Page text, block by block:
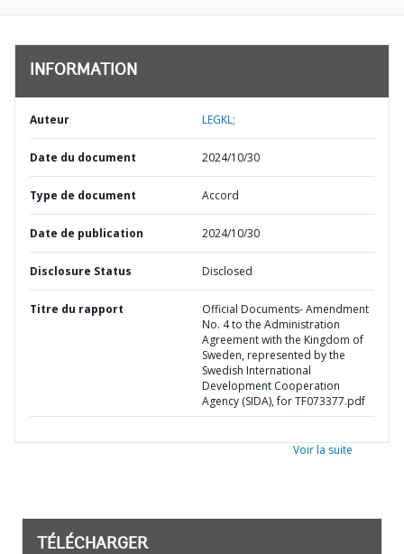
INFORMATION
Auteur LEGKL;
Date du document 2024/10/30
Type de document Accord
Date de publication 2024/10/30
Disclosure Status Disclosed
Titre du rapport
Official Documents- Amendment
No. 4 to the Administration
Agreement with the Kingdom of
Sweden, represented by the
Swedish International
Development Cooperation
Agency (SIDA), for TF073377.pdf
Voir la suite
TÉLÉCHARGER